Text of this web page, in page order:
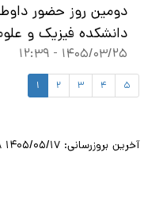
دانشکده فیزیک و
1405/03/25 - 12:39
1 2 3 4 5
آخرین بروزرسانی: 1405/05/17 00:38